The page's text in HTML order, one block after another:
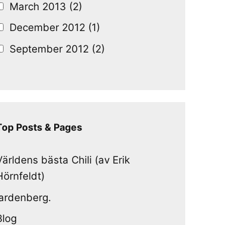
March 2013 (2)
December 2012 (1)
September 2012 (2)
Posts & Pages
bästa Chili (av Erik